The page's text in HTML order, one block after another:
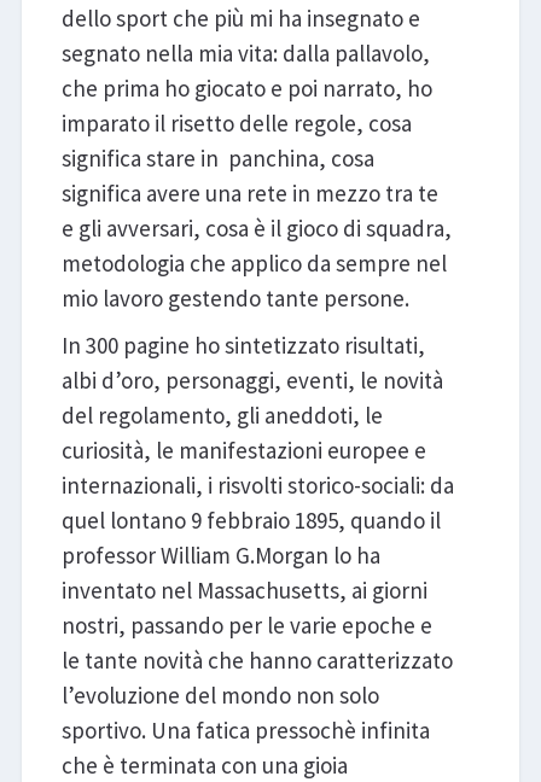
dello sport che più mi ha insegnato e
segnato nella mia vita: dalla pallavolo,
che prima ho giocato e poi narrato, ho
imparato il risetto delle regole, cosa
significa stare in panchina, cosa
significa avere una rete in mezzo tra te
e gli avversari, cosa è il gioco di squadra,
metodologia che applico da sempre nel
mio lavoro gestendo tante persone.
In 300 pagine ho sintetizzato risultati,
albi d’oro, personaggi, eventi, le novità
del regolamento, gli aneddoti, le
curiosità, le manifestazioni europee e
internazionali, i risvolti storico-sociali: da
quel lontano 9 febbraio 1895, quando il
professor William G.Morgan lo ha
inventato nel Massachusetts, ai giorni
nostri, passando per le varie epoche e
le tante novità che hanno caratterizzato
l’evoluzione del mondo non solo
sportivo. Una fatica pressochè infinita
che è terminata con una gioia